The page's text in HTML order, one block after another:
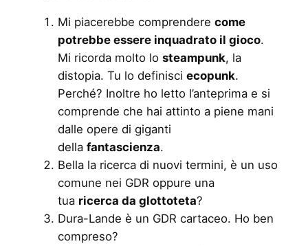
Mi piacerebbe comprendere come
potrebbe essere inquadrato il gioco.
Mi ricorda molto lo steampunk, la
distopia. Tu lo definisci ecopunk.
Perché? Inoltre ho letto l’anteprima e si
comprende che hai attinto a piene mani
dalle opere di giganti
della fantascienza.
Bella la ricerca di nuovi termini, è un uso
comune nei GDR oppure una
tua ricerca da glottoteta?
Dura-Lande è un GDR cartaceo. Ho ben
compreso?